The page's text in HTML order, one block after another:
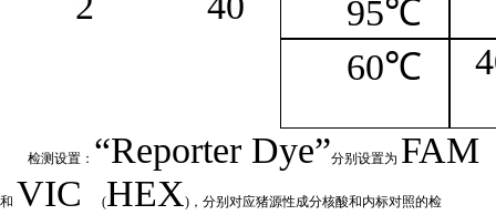
95℃
60℃
4
检测设置： “Reporter Dye”分别设置为 FAM
和 VIC(HEX)，分别对应猪源性成分核酸和内标对照的检